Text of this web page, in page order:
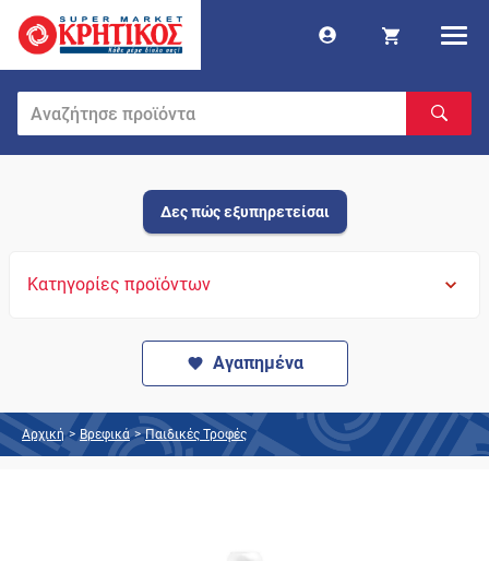
Δες πώς εξυπηρετείσαι
Κατηγορίες προϊόντων
Αγαπημένα
Αρχική > Βρεφικά > Παιδικές Τροφές